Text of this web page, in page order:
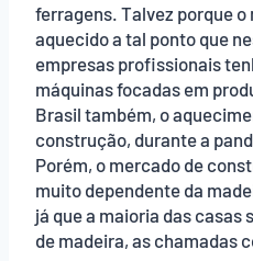
ferragens. Talvez porque
aquecido a tal ponto que
empresas profissionais
máquinas focadas em
Brasil também, o
construção, durante a
Porém, o mercado de
muito dependente da
já que a maioria das
de madeira, as chamadas